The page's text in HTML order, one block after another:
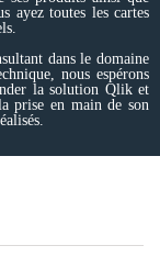
ayez toutes les cartes
dans le domaine
nous espérons
la solution Qlik et
prise en main de son